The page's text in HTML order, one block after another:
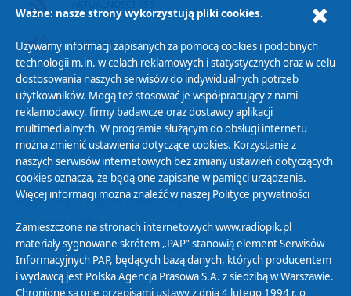
PODCAST AUDIO
Polityka Prywatności
Zasady korzystania z Serwisu
Organizacje Pożytku Publicznego
Cyfryzacja DAB+
Polityka ochrony danych osobowych
Abonament
Zamówienia publiczne
Ważne: nasze strony wykorzystują pliki cookies.
Używamy informacji zapisanych za pomocą cookies i podobnych
technologii m.in. w celach reklamowych i statystycznych oraz w celu
dostosowania naszych serwisów do indywidualnych potrzeb
użytkowników. Mogą też stosować je współpracujący z nami
reklamodawcy, firmy badawcze oraz dostawcy aplikacji
multimedialnych. W programie służącym do obsługi internetu
można zmienić ustawienia dotyczące cookies. Korzystanie z
naszych serwisów internetowych bez zmiany ustawień dotyczących
cookies oznacza, że będą one zapisane w pamięci urządzenia.
Więcej informacji można znaleźć w naszej Polityce prywatności
Zamieszczone na stronach internetowych www.radiopik.pl
materiały sygnowane skrótem „PAP” stanowią element Serwisów
Informacyjnych PAP, będących bazą danych, których producentem
i wydawcą jest Polska Agencja Prasowa S.A. z siedzibą w Warszawie.
Chronione są one przepisami ustawy z dnia 4 lutego 1994 r. o